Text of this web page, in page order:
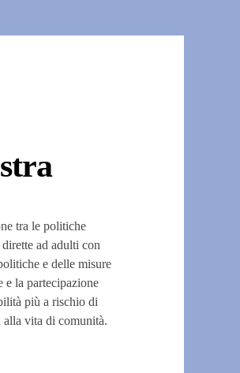
tra le politiche
ad adulti con
e delle misure
e la partecipazione
più a rischio di
alla vita di comunità.